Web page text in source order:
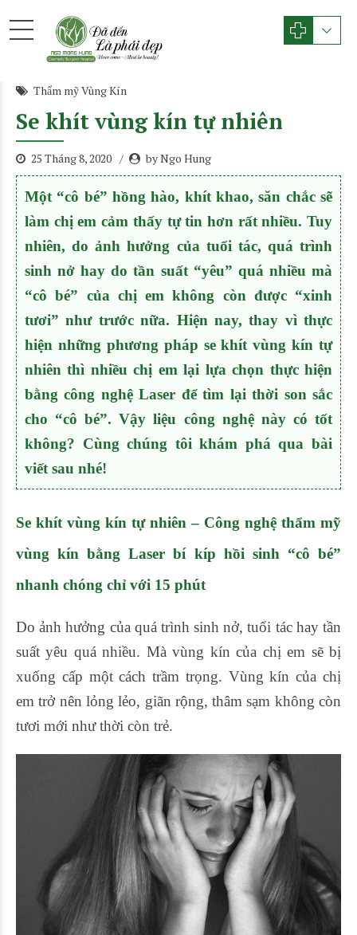
Thẩm mỹ Vùng Kín
Se khít vùng kín tự nhiên
25 Tháng 8, 2020 by Ngo Hung
Một “cô bé” hồng hào, khít khao, săn chắc sẽ
làm chị em cảm thấy tự tin hơn rất nhiều. Tuy
nhiên, do ảnh hưởng của tuổi tác, quá trình
sinh nở hay do tần suất “yêu” quá nhiều mà
“cô bé” của chị em không còn được “xinh
tươi” như trước nữa. Hiện nay, thay vì thực
hiện những phương pháp se khít vùng kín tự
nhiên thì nhiều chị em lại lựa chọn thực hiện
bằng công nghệ Laser để tìm lại thời son sắc
cho “cô bé”. Vậy liệu công nghệ này có tốt
không? Cùng chúng tôi khám phá qua bài
viết sau nhé!
Se khít vùng kín tự nhiên – Công nghệ thẩm mỹ
vùng kín bằng Laser bí kíp hồi sinh “cô bé”
nhanh chóng chỉ với 15 phút
Do ảnh hưởng của quá trình sinh nở, tuổi tác hay tần
suất yêu quá nhiều. Mà vùng kín của chị em sẽ bị
xuống cấp một cách trầm trọng. Vùng kín của chị
em trở nên lỏng lẻo, giãn rộng, thâm sạm không còn
tươi mới như thời còn trẻ.